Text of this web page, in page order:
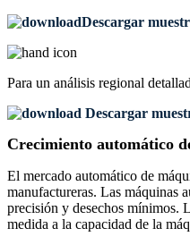
Descargar
Para un análisis regional
Descargar
Crecimiento automático
El mercado automático de
manufactureras. Las máquinas
precisión y desechos mínimos.
medida a la capacidad de la